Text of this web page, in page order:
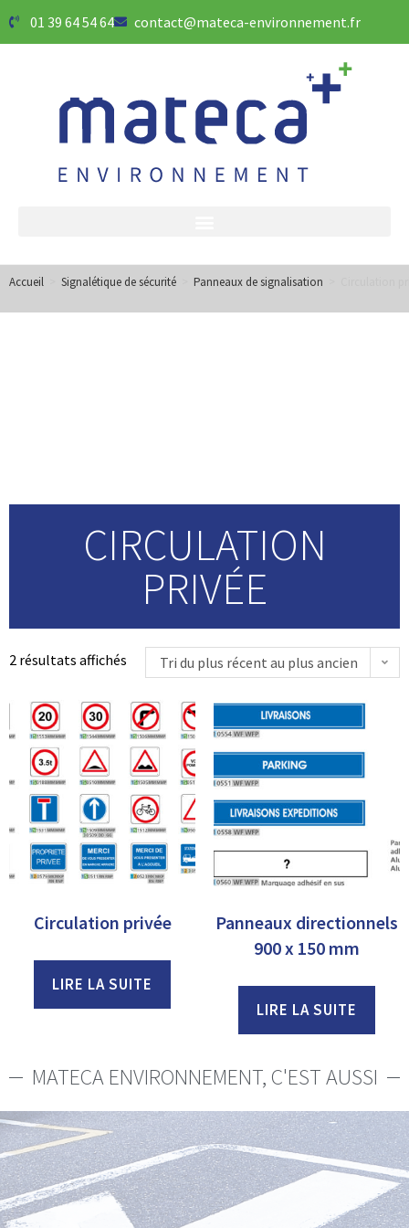
01 39 64 54 64 contact@mateca-environnement.fr
Accueil Signalétique de sécurité Panneaux de signalisation
CIRCULATION
PRIVÉE
2 résultats affichés Tri du plus récent au plus ancien
Circulation privée
LIRE LA SUITE
Panneaux directionnels
900 x 150 mm
LIRE LA SUITE
MATECA ENVIRONNEMENT, C'EST AUSSI